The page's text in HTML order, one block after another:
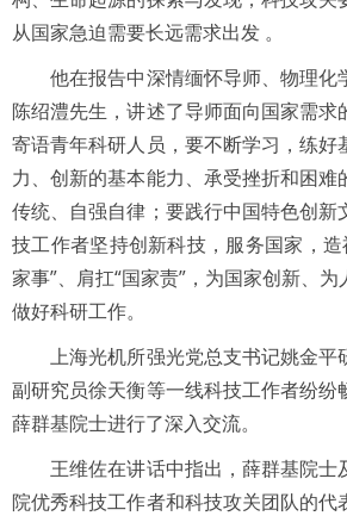
从国家急迫需要长远需求出发 。
他在报告中深情缅怀导师、物理化
陈绍澧先生，讲述了导师面向国家需求
寄语青年科研人员，要不断学习，练好
力、创新的基本能力、承受挫折和困难
传统、自强自律；要践行中国特色创新
技工作者坚持创新科技，服务国家，
家事”、肩扛“国家责”，为国家创新、
做好科研工作。
上海光机所强光党总支书记姚金平
副研究员徐天衡等一线科技工作者纷纷
薛群基院士进行了深入交流。
王维佐在讲话中指出，薛群基院士
院优秀科技工作者和科技攻关团队的代